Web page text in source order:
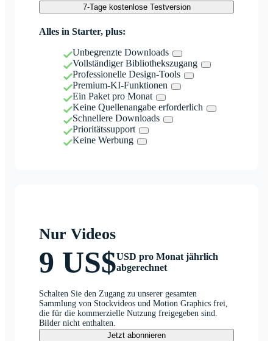
7-Tage kostenlose Testversion
Alles in Starter, plus:
Unbegrenzte Downloads
Vollständiger Bibliothekszugang
Professionelle Design-Tools
Premium-KI-Funktionen
Ein Paket pro Monat
Keine Quellenangabe erforderlich
Schnellere Downloads
Prioritätssupport
Keine Werbung
Nur Videos
9 US$USD pro Monat jährlich
abgerechnet
Schalten Sie den Zugang zu unserer gesamten
Sammlung von Stockvideos und Motion Graphics frei,
die für die kommerzielle Nutzung freigegeben sind.
Bilder nicht enthalten.
Jetzt abonnieren